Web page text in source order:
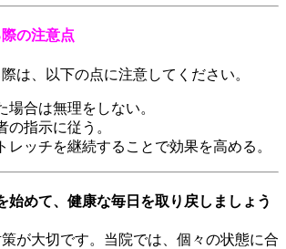
の注意点
は、以下の点に注意してください。
場合は無理をしない。
の指示に従う。
レッチを継続することで効果を高める。
始めて、健康な毎日を取り戻しましょう
が大切です。当院では、個々の状態に合